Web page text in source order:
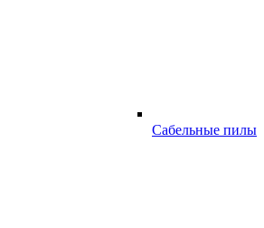
Сабельные пилы